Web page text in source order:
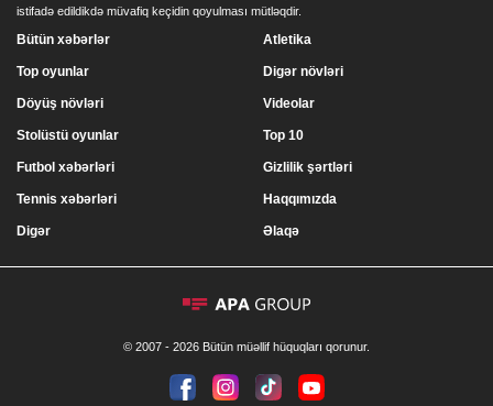
istifadə edildikdə müvafiq keçidin qoyulması mütləqdir.
Bütün xəbərlər
Top oyunlar
Döyüş növləri
Stolüstü oyunlar
Atletika
Digər növləri
Videolar
Top 10
Futbol xəbərləri
Tennis xəbərləri
Digər
Gizlilik şərtləri
Haqqımızda
Əlaqə
© 2007 - 2026 Bütün müəllif hüquqları qorunur.